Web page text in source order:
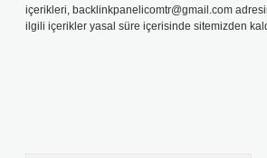
içerikleri, backlinkpanelicomtr@gmail.com
ilgili içerikler yasal süre içerisinde sitemizden